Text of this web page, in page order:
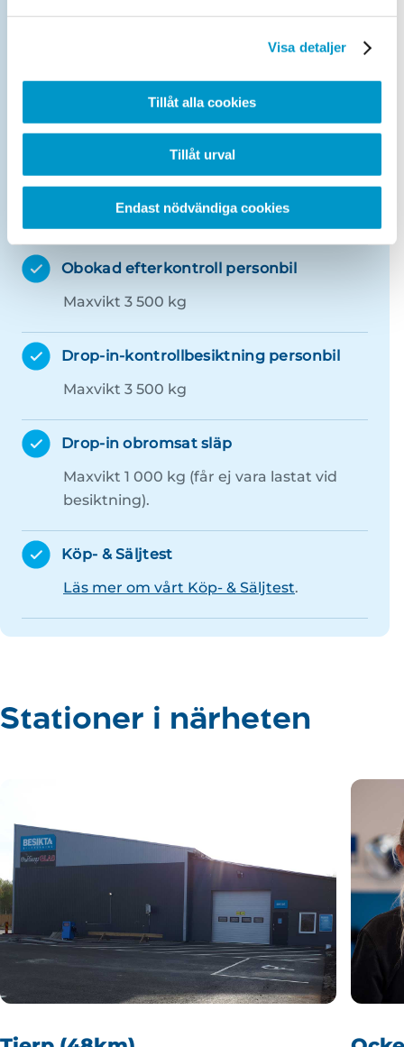
Visa detaljer
Tillåt alla cookies
Tillåt urval
Endast nödvändiga cookies
Lätta fordon, även MC, upp till 3 500
Kontrollbesiktning lätt lastbil
Maxvikt 3 500 kg.
Kontrollbesiktning MC
Obokad efterkontroll personbil
Maxvikt 3 500 kg
Drop-in-kontrollbesiktning personbil
Maxvikt 3 500 kg
Drop-in obromsat släp
Maxvikt 1 000 kg (får ej vara lastat vid
besiktning).
Köp- & Säljtest
Läs mer om vårt Köp- & Säljtest.
Stationer i närheten